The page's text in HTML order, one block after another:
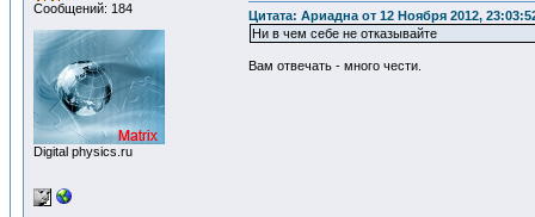
Сообщений: 184
Digital physics.ru
Цитата: Ариадна от 12 Ноября 2012,
Ни в чем себе не отказывайте
Вам отвечать - много чести.